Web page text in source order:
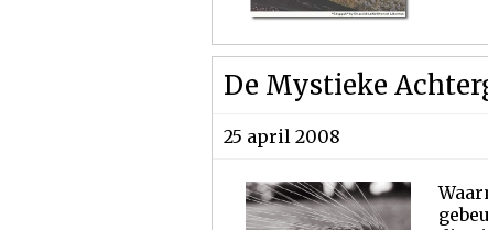
De Mystieke
25 april 2008